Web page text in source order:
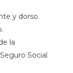
y dorso.
la
Social